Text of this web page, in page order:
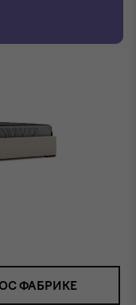
ФАБРИКЕ